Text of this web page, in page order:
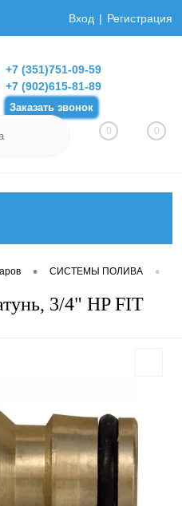
Вход Регистрация
+7 (351)751-09-59
+7 (902)615-81-89
Заказать звонок
0 0
• СИСТЕМЫ ПОЛИВА •
3/4" НP FIT